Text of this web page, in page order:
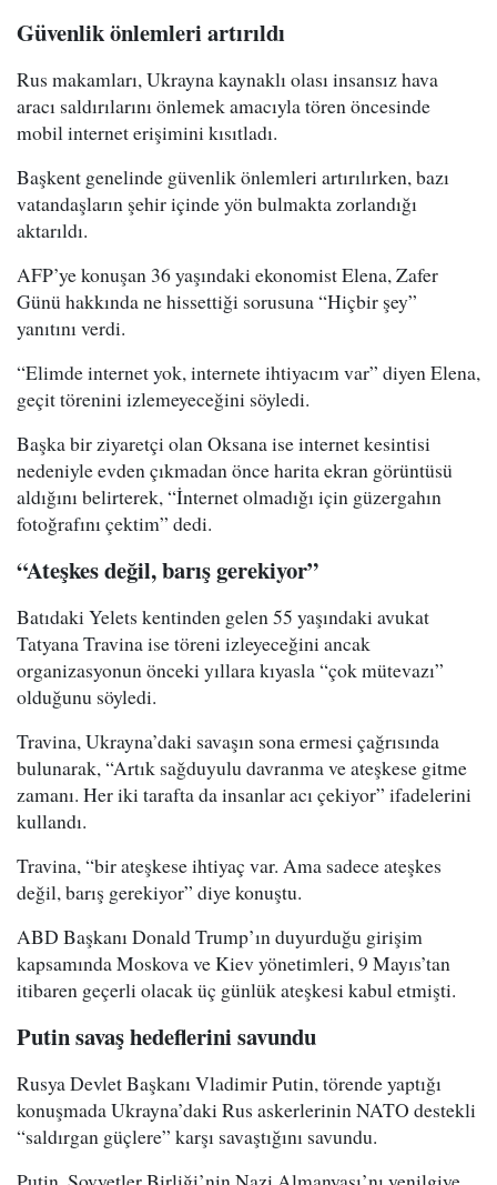
Güvenlik önlemleri artırıldı
Rus makamları, Ukrayna kaynaklı olası insansız hava
aracı saldırılarını önlemek amacıyla tören öncesinde
mobil internet erişimini kısıtladı.
Başkent genelinde güvenlik önlemleri artırılırken, bazı
vatandaşların şehir içinde yön bulmakta zorlandığı
aktarıldı.
AFP’ye konuşan 36 yaşındaki ekonomist Elena, Zafer
Günü hakkında ne hissettiği sorusuna “Hiçbir şey”
yanıtını verdi.
“Elimde internet yok, internete ihtiyacım var” diyen Elena,
geçit törenini izlemeyeceğini söyledi.
Başka bir ziyaretçi olan Oksana ise internet kesintisi
nedeniyle evden çıkmadan önce harita ekran görüntüsü
aldığını belirterek, “İnternet olmadığı için güzergahın
fotoğrafını çektim” dedi.
“Ateşkes değil, barış gerekiyor”
Batıdaki Yelets kentinden gelen 55 yaşındaki avukat
Tatyana Travina ise töreni izleyeceğini ancak
organizasyonun önceki yıllara kıyasla “çok mütevazı”
olduğunu söyledi.
Travina, Ukrayna’daki savaşın sona ermesi çağrısında
bulunarak, “Artık sağduyulu davranma ve ateşkese gitme
zamanı. Her iki tarafta da insanlar acı çekiyor” ifadelerini
kullandı.
Travina, “bir ateşkese ihtiyaç var. Ama sadece ateşkes
değil, barış gerekiyor” diye konuştu.
ABD Başkanı Donald Trump’ın duyurduğu girişim
kapsamında Moskova ve Kiev yönetimleri, 9 Mayıs’tan
itibaren geçerli olacak üç günlük ateşkesi kabul etmişti.
Putin savaş hedeflerini savundu
Rusya Devlet Başkanı Vladimir Putin, törende yaptığı
konuşmada Ukrayna’daki Rus askerlerinin NATO destekli
“saldırgan güçlere” karşı savaştığını savundu.